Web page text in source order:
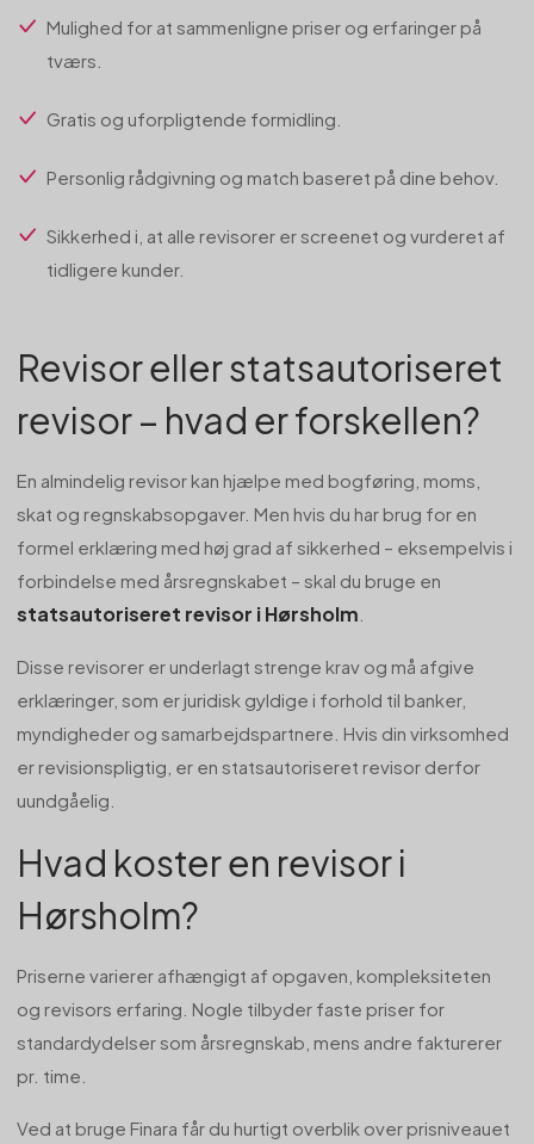
Mulighed for at sammenligne priser og erfaringer på
tværs.
Gratis og uforpligtende formidling.
Personlig rådgivning og match baseret på dine behov.
Sikkerhed i, at alle revisorer er screenet og vurderet af
tidligere kunder.
Revisor eller statsautoriseret
revisor – hvad er forskellen?
En almindelig revisor kan hjælpe med bogføring, moms,
skat og regnskabsopgaver. Men hvis du har brug for en
formel erklæring med høj grad af sikkerhed – eksempelvis i
forbindelse med årsregnskabet – skal du bruge en
statsautoriseret revisor i Hørsholm
Disse revisorer er underlagt strenge krav og må afgive
erklæringer, som er juridisk gyldige i forhold til banker,
myndigheder og samarbejdspartnere. Hvis din virksomhed
er revisionspligtig, er en statsautoriseret revisor derfor
uundgåelig.
Hvad koster en revisor i
Hørsholm?
Priserne varierer afhængigt af opgaven, kompleksiteten
og revisors erfaring. Nogle tilbyder faste priser for
standardydelser som årsregnskab, mens andre fakturerer
pr. time.
Ved at bruge Finara får du hurtigt overblik over prisniveauet